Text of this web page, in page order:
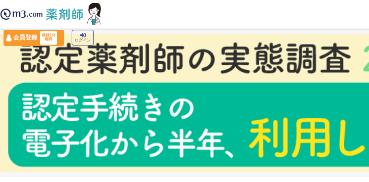
会員登録
登録1分
無料
ログイン
› 令和8年度日本東洋医学会九州支部大分県部会学術講演会